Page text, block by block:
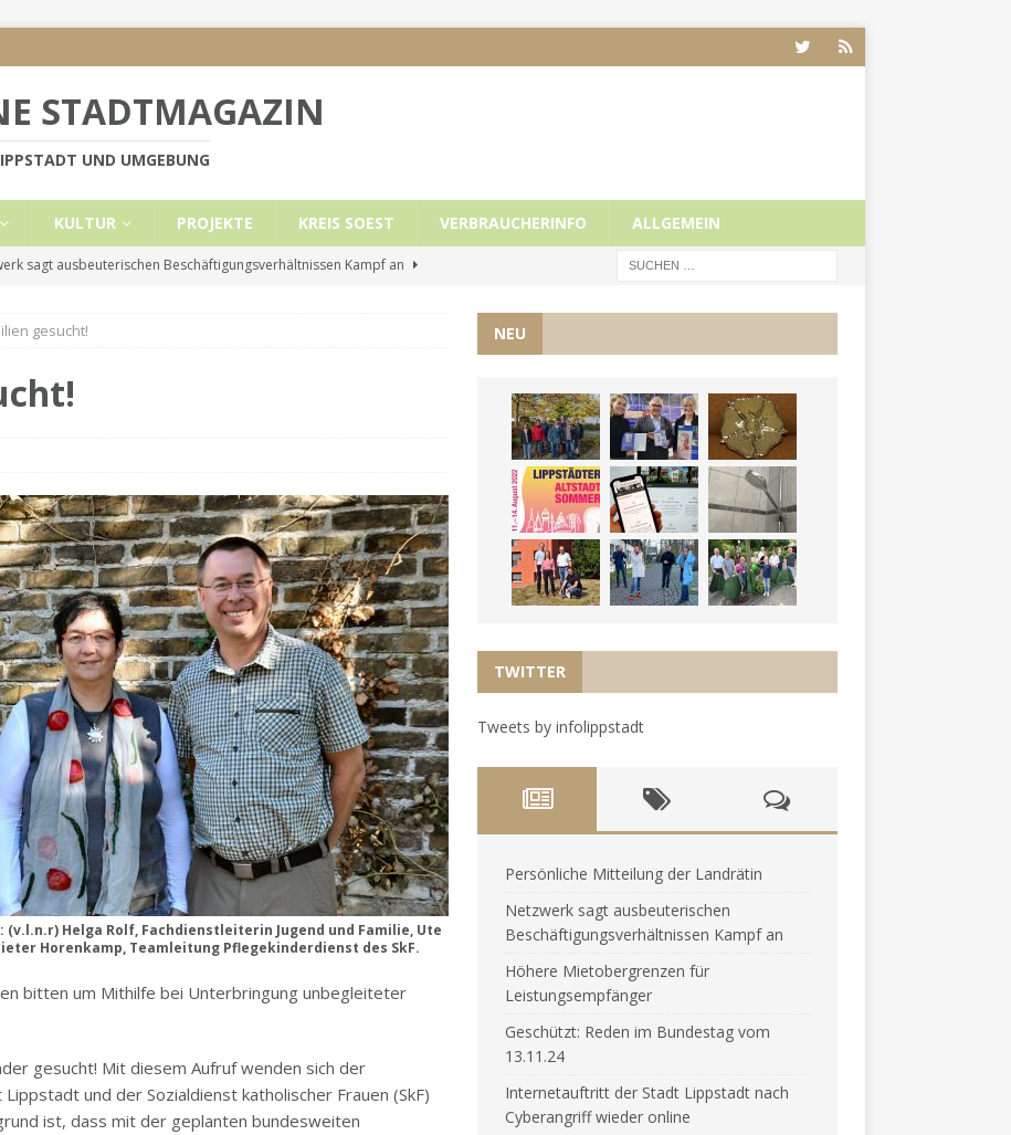
STADTMAGAZIN
UND UMGEBUNG
KULTUR PROJEKTE KREIS SOEST VERBRAUCHERINFO ALLGEMEIN
sagt ausbeuterischen Beschäftigungsverhältnissen Kampf an
Mietobergrenzen für Leistungsempfänger
Reden im Bundestag vom 13.11.24
der Stadt Lippstadt nach Cyberangriff wieder online
gesucht!
Helga Rolf, Fachdienstleiterin Jugend und Familie, Ute
Horenkamp, Teamleitung Pflegekinderdienst des SkF.
bitten um Mithilfe bei Unterbringung unbegleiteter
gesucht! Mit diesem Aufruf wenden sich der
und der Sozialdienst katholischer Frauen (SkF)
ist, dass mit der geplanten bundesweiten
NEU
TWITTER
Tweets by infolippstadt
Persönliche Mitteilung der Landrätin
Netzwerk sagt ausbeuterischen
Beschäftigungsverhältnissen Kampf an
Höhere Mietobergrenzen für
Leistungsempfänger
Geschützt: Reden im Bundestag vom
13.11.24
Internetauftritt der Stadt Lippstadt nach
Cyberangriff wieder online